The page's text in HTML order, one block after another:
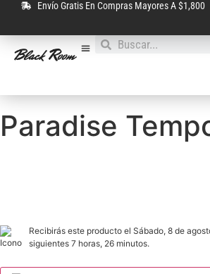
Envío Gratis En Compras Mayores A $1,800
Paradise
Recibirás este producto el Sábado, 8 de
siguientes 7 horas, 26 minutos.